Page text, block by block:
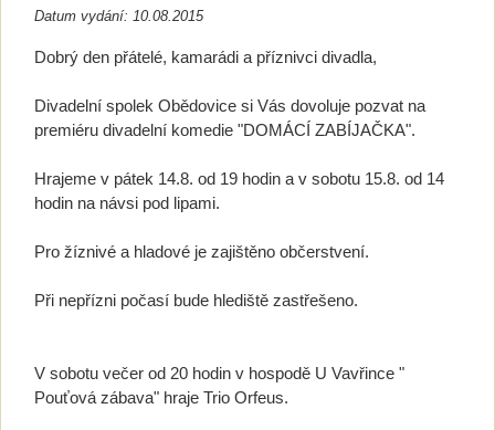
Datum vydání: 10.08.2015
Dobrý den přátelé, kamarádi a příznivci divadla,
Divadelní spolek Obědovice si Vás dovoluje pozvat na
premiéru divadelní komedie "DOMÁCÍ ZABÍJAČKA".
Hrajeme v pátek 14.8. od 19 hodin a v sobotu 15.8. od 14
hodin na návsi pod lipami.
Pro žíznivé a hladové je zajištěno občerstvení.
Při nepřízni počasí bude hlediště zastřešeno.
V sobotu večer od 20 hodin v hospodě U Vavřince "
Pouťová zábava" hraje Trio Orfeus.